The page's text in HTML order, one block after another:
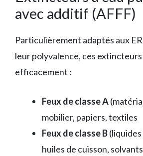
avec additif (AFFF)
Particulièrement adaptés aux
leur polyvalence, ces
efficacement :
Feux de classe A
mobilier, papiers, textiles
Feux de classe B
huiles de cuisson, solvants